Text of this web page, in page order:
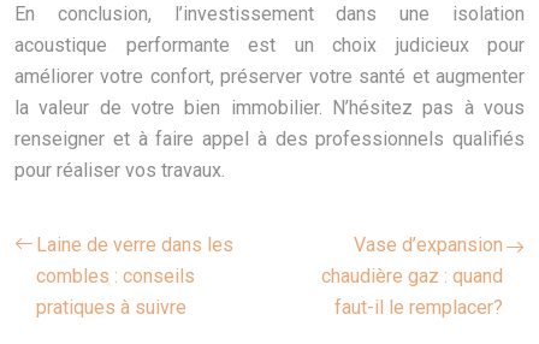
En conclusion, l’investissement dans une isolation
acoustique performante est un choix judicieux pour
améliorer votre confort, préserver votre santé et augmenter
la valeur de votre bien immobilier. N’hésitez pas à vous
renseigner et à faire appel à des professionnels qualifiés
pour réaliser vos travaux.
Laine de verre dans les
combles : conseils
pratiques à suivre
Vase d’expansion
chaudière gaz : quand
faut-il le remplacer?